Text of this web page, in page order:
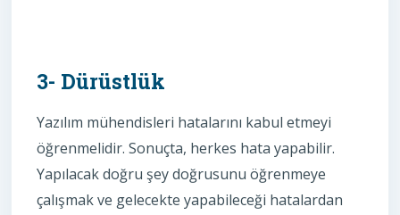
3- Dürüstlük
Yazılım mühendisleri hatalarını kabul etmeyi
öğrenmelidir. Sonuçta, herkes hata yapabilir.
Yapılacak doğru şey doğrusunu öğrenmeye
çalışmak ve gelecekte yapabileceği hatalardan